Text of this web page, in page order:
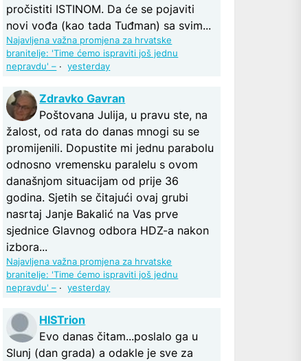
pročistiti ISTINOM. Da će se pojaviti
novi vođa (kao tada Tuđman) sa svim...
Najavljena važna promjena za hrvatske
branitelje: 'Time ćemo ispraviti još jednu
nepravdu' – ·yesterday
Zdravko Gavran
Poštovana Julija, u pravu ste, na
žalost, od rata do danas mnogi su se
promijenili. Dopustite mi jednu parabolu
odnosno vremensku paralelu s ovom
današnjom situacijam od prije 36
godina. Sjetih se čitajući ovaj grubi
nasrtaj Janje Bakalić na Vas prve
sjednice Glavnog odbora HDZ-a nakon
izbora...
Najavljena važna promjena za hrvatske
branitelje: 'Time ćemo ispraviti još jednu
nepravdu' – ·yesterday
HISTrion
Evo danas čitam...poslalo ga u
Slunj (dan grada) a odakle je sve za